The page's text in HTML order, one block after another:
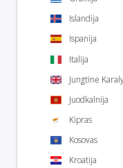
Islandija
Ispanija
Italija
Jungtinė
Juodkalnija
Kipras
Kosovas
Kroatija